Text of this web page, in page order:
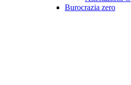
Burocrazia zero